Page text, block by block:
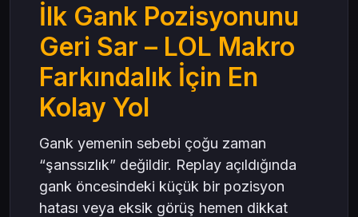
İlk Gank Pozisyonunu
Geri Sar – LOL Makro
Farkındalık İçin En
Kolay Yol
Gank yemenin sebebi çoğu zaman
“şanssızlık” değildir. Replay açıldığında
gank öncesindeki küçük bir pozisyon
hatası veya eksik görüş hemen dikkat